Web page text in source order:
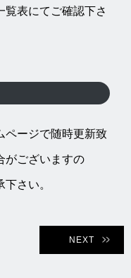
覧表にてご確認下さ
ページで随時更新致
がございますの
い。
NEXT